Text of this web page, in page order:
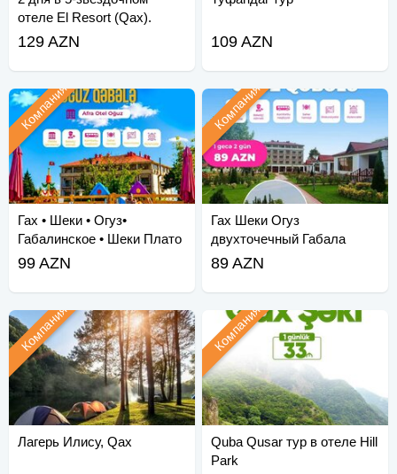
отеле El Resort (Qax).
129 AZN 109 AZN
Гах • Шеки • Огуз•
Габалинское • Шеки Плато
Компания
99 AZN
Гах Шеки Огуз
двухточечный Габала
Шеки Тур по плато
Компания
89 AZN
Лагерь Илису, Qax
Компания
Quba Qusar тур в отеле Hill
Park
Компания